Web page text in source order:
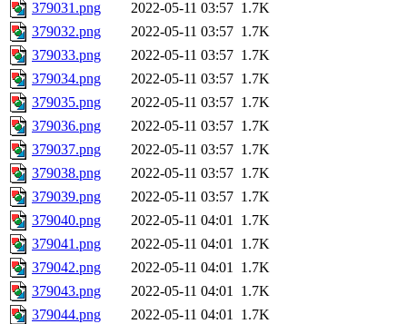
379031.png
2022-05-11 03:57 1.7K
379032.png
2022-05-11 03:57 1.7K
379033.png
2022-05-11 03:57 1.7K
379034.png
2022-05-11 03:57 1.7K
379035.png
2022-05-11 03:57 1.7K
379036.png
2022-05-11 03:57 1.7K
379037.png
2022-05-11 03:57 1.7K
379038.png
2022-05-11 03:57 1.7K
379039.png
2022-05-11 03:57 1.7K
379040.png
2022-05-11 04:01 1.7K
379041.png
2022-05-11 04:01 1.7K
379042.png
2022-05-11 04:01 1.7K
379043.png
2022-05-11 04:01 1.7K
379044.png
2022-05-11 04:01 1.7K